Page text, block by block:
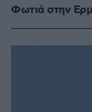
Φωτιά στην